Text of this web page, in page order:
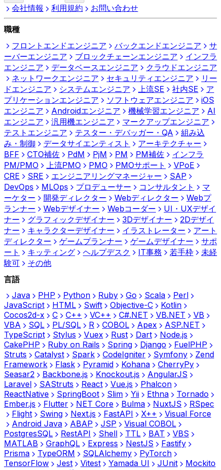
会社情報
利用規約 お問い合わせ
職種
フロントエンドエンジニア
バックエンドエンジニア
サ
ーバーエンジニア
ブロックチェーンエンジニア
インフラ
エンジニア
データベースエンジニア
クラウドエンジニア
ネットワークエンジニア
セキュリティエンジニア
リー
ドエンジニア
システムエンジニア 上流SE 社内SE
ア
プリケーションエンジニア
ソフトウェアエンジニア
iOS
エンジニア
Androidエンジニア 機械学習エンジニア
AI
エンジニア
汎用機エンジニア
マークアップエンジニア
テストエンジニア
テスター・デバッガー・QA
組み込
み・制御
データサイエンティスト
アーキテクチャー
BFF
CTO補佐 PdM PjM PM PM補佐
インフラ
PM/PMO
上流PMO PMO PMOサポート
VPoE
CRE
SRE エンジニアリングマネージャー
SAP
DevOps
MLOps プロデューサー コンサルタント
マ
ーケター
開発ディレクター Webディレクター
Webプ
ランナー
Webデザイナー Webコーダー
UI・UXデザイ
ナー
グラフィックデザイナー 3Dデザイナー
2Dデザイ
ナー
キャラクターデザイナー イラストレーター
アート
ディレクター
ゲームプランナー ゲームデザイナー
サポ
ート
キッティング ヘルプデスク IT事務 若手枠
未経
験可
その他
言語
Java
PHP Python Ruby Go Scala
Perl
JavaScript
HTML Swift Objective-C
Kotlin
Cocos2d-x
C C++ VC++ C#.NET VB.NET
VB
VBA
SQL PL/SQL R COBOL Apex
ASP.NET
TypeScript
Stylus Vuex Rust Dart
Node.js
CakePHP
Ruby on Rails Spring Django
FuelPHP
Struts
Catalyst Spark CodeIgniter Symfony
Zend
Framework
Flask Pyramid Kohana
CherryPy
Seasar2
Backbone.js Knockout.js
AngularJS
Laravel
SAStruts React Vue.js
Phalcon
ReactNative
SpringBoot Slim Yii Ethna
Tornado
Ember.js
Flutter NET Core Bulma NuxtJS
RSpec
Flight
Swing Next.js FastAPI X++
Visual Force
Android Java
ABAP JSP
Visual COBOL
PostgresSQL
RestAPI Shell TTL BAT
VBS
MATLAB
GraphQL Express NestJS
Fastify
Prisma
TypeORM SQLAlchemy
PyTorch
TensorFlow
Jest Vitest Yamada UI JUnit
Mockito